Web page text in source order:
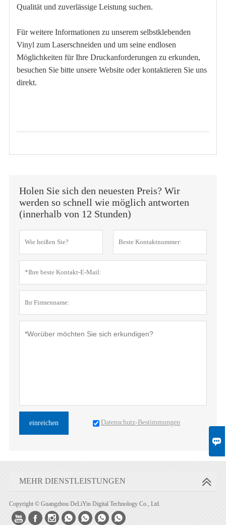

Qualität und zuverlässige Leistung suchen.
Für weitere Informationen zu unserem selbstklebenden
Vinyl zum Laserschneiden und um seine endlosen
Möglichkeiten für Ihre Druckanforderungen zu erkunden,
besuchen Sie bitte unsere Website oder kontaktieren Sie uns
direkt.
Holen Sie sich den neuesten Preis? Wir
werden so schnell wie möglich antworten
(innerhalb von 12 Stunden)
einreichen Datenschutz-Bestimmungen
MEHR DIENSTLEISTUNGEN
Copyright © Guangzhou DeLiYin Digital Technology Co., Ltd.
      